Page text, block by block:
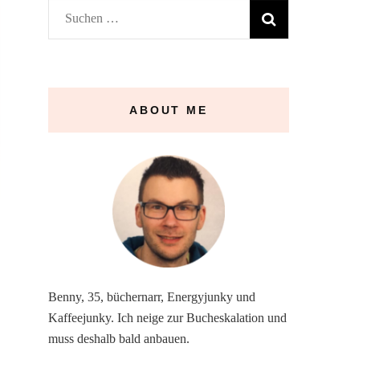
Suchen
nach:
ABOUT ME
Benny, 35, büchernarr, Energyjunky und
Kaffeejunky. Ich neige zur Bucheskalation und
muss deshalb bald anbauen.